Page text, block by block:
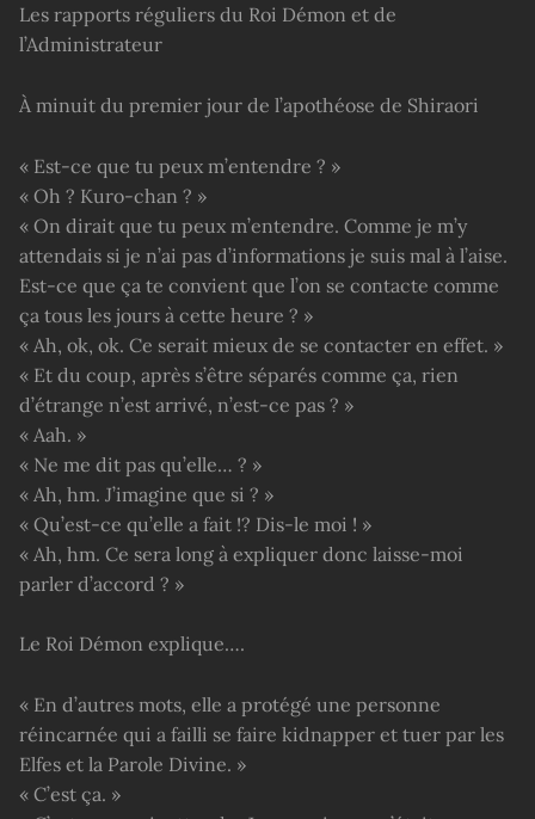
Les rapports réguliers du Roi Démon et de
l’Administrateur
À minuit du premier jour de l’apothéose de Shiraori
« Est-ce que tu peux m’entendre ? »
« Oh ? Kuro-chan ? »
« On dirait que tu peux m’entendre. Comme je m’y
attendais si je n’ai pas d’informations je suis mal à l’aise.
Est-ce que ça te convient que l’on se contacte comme
ça tous les jours à cette heure ? »
« Ah, ok, ok. Ce serait mieux de se contacter en effet. »
« Et du coup, après s’être séparés comme ça, rien
d’étrange n’est arrivé, n’est-ce pas ? »
« Aah. »
« Ne me dit pas qu’elle… ? »
« Ah, hm. J’imagine que si ? »
« Qu’est-ce qu’elle a fait !? Dis-le moi ! »
« Ah, hm. Ce sera long à expliquer donc laisse-moi
parler d’accord ? »
Le Roi Démon explique….
« En d’autres mots, elle a protégé une personne
réincarnée qui a failli se faire kidnapper et tuer par les
Elfes et la Parole Divine. »
« C’est ça. »